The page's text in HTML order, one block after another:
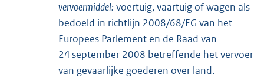
vervoermiddel: voertuig, vaartuig of wagen als
bedoeld in richtlijn 2008/68/EG van het
Europees Parlement en de Raad van
24 september 2008 betreffende het vervoer
van gevaarlijke goederen over land.